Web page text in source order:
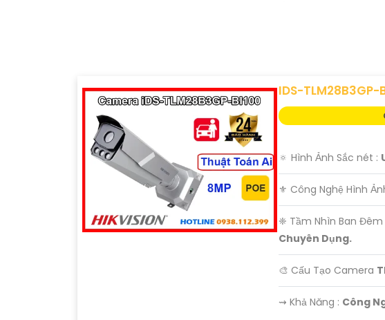
IDS-TLM28B3GP-
🔅 Hình Ảnh Sắc nét :
⚜️ Công Nghệ Hình
❈ Tầm Nhìn Ban Đêm
Chuyên Dụng.
🎨 Cấu Tạo Camera
️⇝ Khả Năng : Công